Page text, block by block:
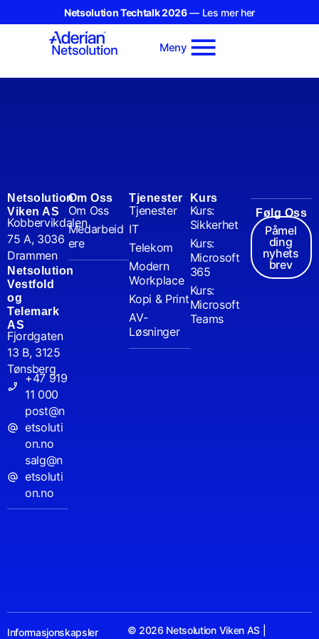
Netsolution Techtalk 2026— Les mer her
Meny
Netsolution
Viken AS
Kobbervikdalen
75 A, 3036
Drammen
Netsolution
Vestfold
og
Telemark
AS
Fjordgaten
13 B, 3125
Tønsberg
+47 919
11 000
post@n
etsoluti
on.no
salg@n
etsoluti
on.no
Om Oss
Om Oss
Medarbeid
ere
Tjenester
Tjenester
IT
Telekom
Modern
Workplace
Kopi & Print
AV-
Løsninger
Kurs
Kurs:
Sikkerhet
Kurs:
Microsoft
365
Kurs:
Microsoft
Teams
Følg Oss
Påmel
ding
nyhets
brev
© 2026 Netsolution Viken AS |
Informasjonskapsler